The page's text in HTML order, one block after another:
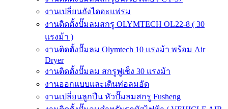
งานเปลี่ยนถังไดอะแฟรม
งานติดตั้งปั๊มลมสกรู OLYMTECH OL22-8 ( 30
แรงม้า )
งานติดตั้งปั๊มลม Olymtech 10 แรงม้า พร้อม Air
Dryer
งานติดตั้งปั๊มลม สกรูฟูเช็ง 30 แรงม้า
งานออกแบบและเดินท่อลมอัด
งานเปลี่ยนลูกปืน หัวปั๊มลมสกรู Fusheng